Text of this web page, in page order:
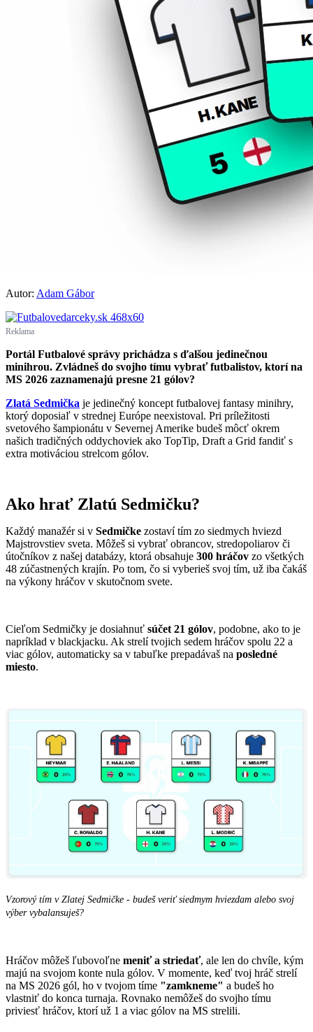
Autor: Adam Gábor
Reklama
Portál Futbalové správy prichádza s ďalšou jedinečnou
minihrou. Zvládneš do svojho tímu vybrať futbalistov, ktorí na
MS 2026 zaznamenajú presne 21 gólov?
Zlatá Sedmička je jedinečný koncept futbalovej fantasy minihry,
ktorý doposiaľ v strednej Európe neexistoval. Pri príležitosti
svetového šampionátu v Severnej Amerike budeš môcť okrem
našich tradičných oddychoviek ako TopTip, Draft a Grid fandiť s
extra motiváciou strelcom gólov.
Ako hrať Zlatú Sedmičku?
Každý manažér si v Sedmičke zostaví tím zo siedmych hviezd
Majstrovstiev sveta. Môžeš si vybrať obrancov, stredopoliarov či
útočníkov z našej databázy, ktorá obsahuje 300 hráčov zo všetkých
48 zúčastnených krajín. Po tom, čo si vyberieš svoj tím, už iba čakáš
na výkony hráčov v skutočnom svete.
Cieľom Sedmičky je dosiahnuť súčet 21 gólov, podobne, ako to je
napríklad v blackjacku. Ak strelí tvojich sedem hráčov spolu 22 a
viac gólov, automaticky sa v tabuľke prepadávaš na posledné
miesto.
Vzorový tím v Zlatej Sedmičke - budeš veriť siedmym hviezdam alebo svoj
výber vybalansuješ?
Hráčov môžeš ľubovoľne meniť a striedať, ale len do chvíle, kým
majú na svojom konte nula gólov. V momente, keď tvoj hráč strelí
na MS 2026 gól, ho v tvojom tíme "zamkneme" a budeš ho
vlastniť do konca turnaja. Rovnako nemôžeš do svojho tímu
priviesť hráčov, ktorí už 1 a viac gólov na MS strelili.